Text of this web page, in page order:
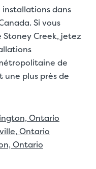
installations dans
Si vous
Stoney Creek, jetez
de
une plus près de
Ontario
Ontario
Ontario